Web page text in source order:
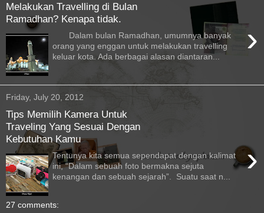
Melakukan Travelling di Bulan
Ramadhan? Kenapa tidak.
›
Dalam bulan Ramadhan, umumnya banyak
orang yang enggan untuk melakukan travelling
keluar kota. Ada berbagai alasan diantaran...
Friday, July 20, 2012
Tips Memilih Kamera Untuk
Traveling Yang Sesuai Dengan
Kebutuhan Kamu
›
Tentunya kita semua sependapat dengan kalimat
ini, “Dalam sebuah foto bermakna sejuta
kenangan dan sebuah sejarah”. Suatu saat n...
27 comments: